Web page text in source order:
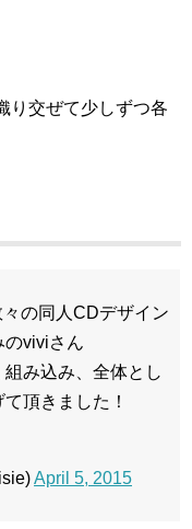
り交ぜて少しずつ各
の同人CDデザイン
のviviさん
み込み、全体とし
頂きました！
April 5, 2015